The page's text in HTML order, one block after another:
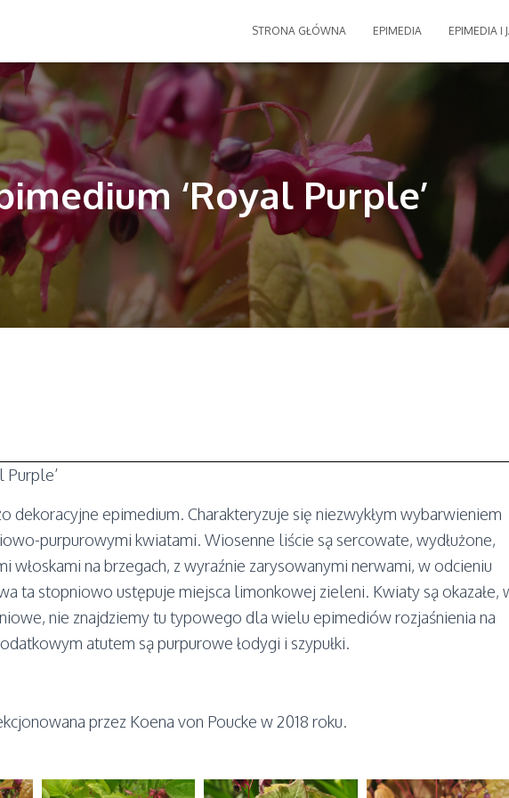
STRONA GŁÓWNA EPIMEDIA EPIMEDIA I
‘Royal Purple’
Purple’
dekoracyjne epimedium. Charakteryzuje się niezwykłym wybarwieniem
purpurowymi kwiatami. Wiosenne liście są sercowate, wydłużone,
włoskami na brzegach, z wyraźnie zarysowanymi nerwami, w odcieniu
ta stopniowo ustępuje miejsca limonkowej zieleni. Kwiaty są okazałe,
nie znajdziemy tu typowego dla wielu epimediów rozjaśnienia na
atutem są purpurowe łodygi i szypułki.
przez Koena von Poucke w 2018 roku.